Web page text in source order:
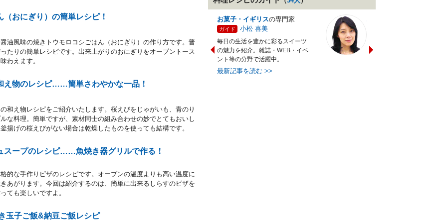
おにぎり）の簡単レシピ！
油風味の焼きトウモロコシごはん（おにぎり）の作り方です。普
たりの簡単レシピです。出来上がりのおにぎりをオーブントース
わえます。
え物のレシピ……簡単さわやかな一品！
和え物レシピをご紹介いたします。桜えびをじゃがいも、青のり
な料理。簡単ですが、素材同士の組み合わせの妙でとてもおいし
揚げの桜えびがない場合は乾燥したものを使っても結構です。
スープのレシピ……魚焼き器グリルで作る！
的な手作りピザのレシピです。オーブンの温度よりも高い温度に
あがります。今回は紹介するのは、簡単に出来るしらすのピザを
ても楽しいですよ。
玉子ご飯&納豆ご飯レシピ
お菓子・イギリスの専門家
ガイド 小松 喜美
毎日の生活を豊かに彩るスイーツ
の魅力を紹介。雑誌・WEB・イベ
ント等の分野で活躍中。
最新記事を読む >>
ターの資格を活かし老舗料亭